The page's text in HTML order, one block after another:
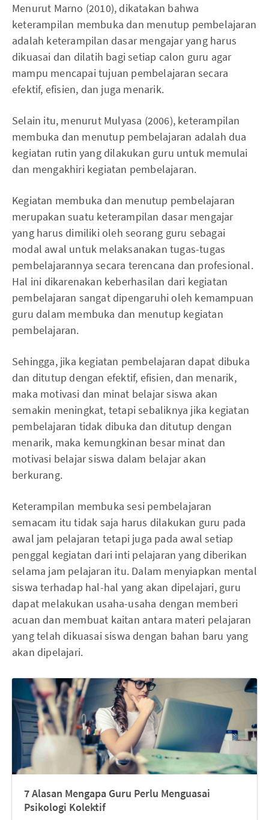
Menurut Marno (2010), dikatakan bahwa
keterampilan membuka dan menutup pembelajaran
adalah keterampilan dasar mengajar yang harus
dikuasai dan dilatih bagi setiap calon guru agar
mampu mencapai tujuan pembelajaran secara
efektif, efisien, dan juga menarik.
Selain itu, menurut Mulyasa (2006), keterampilan
membuka dan menutup pembelajaran adalah dua
kegiatan rutin yang dilakukan guru untuk memulai
dan mengakhiri kegiatan pembelajaran.
Kegiatan membuka dan menutup pembelajaran
merupakan suatu keterampilan dasar mengajar
yang harus dimiliki oleh seorang guru sebagai
modal awal untuk melaksanakan tugas-tugas
pembelajarannya secara terencana dan profesional.
Hal ini dikarenakan keberhasilan dari kegiatan
pembelajaran sangat dipengaruhi oleh kemampuan
guru dalam membuka dan menutup kegiatan
pembelajaran.
Sehingga, jika kegiatan pembelajaran dapat dibuka
dan ditutup dengan efektif, efisien, dan menarik,
maka motivasi dan minat belajar siswa akan
semakin meningkat, tetapi sebaliknya jika kegiatan
pembelajaran tidak dibuka dan ditutup dengan
menarik, maka kemungkinan besar minat dan
motivasi belajar siswa dalam belajar akan
berkurang.
Keterampilan membuka sesi pembelajaran
semacam itu tidak saja harus dilakukan guru pada
awal jam pelajaran tetapi juga pada awal setiap
penggal kegiatan dari inti pelajaran yang diberikan
selama jam pelajaran itu. Dalam menyiapkan mental
siswa terhadap hal-hal yang akan dipelajari, guru
dapat melakukan usaha-usaha dengan memberi
acuan dan membuat kaitan antara materi pelajaran
yang telah dikuasai siswa dengan bahan baru yang
akan dipelajari.
7 Alasan Mengapa Guru Perlu Menguasai
Psikologi Kolektif